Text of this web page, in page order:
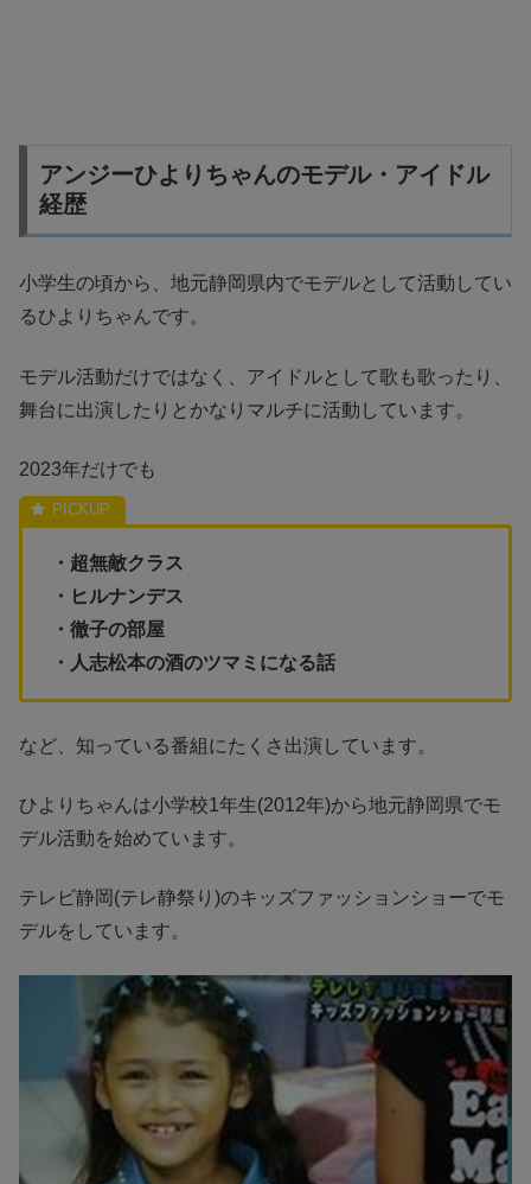
アンジーひよりちゃんのモデル・アイドル
経歴
小学生の頃から、地元静岡県内でモデルとして活動してい
るひよりちゃんです。
モデル活動だけではなく、アイドルとして歌も歌ったり、
舞台に出演したりとかなりマルチに活動しています。
2023年だけでも
・超無敵クラス
・ヒルナンデス
・徹子の部屋
・人志松本の酒のツマミになる話
など、知っている番組にたくさ出演しています。
ひよりちゃんは小学校1年生(2012年)から地元静岡県でモ
デル活動を始めています。
テレビ静岡(テレ静祭り)のキッズファッションショーでモ
デルをしています。